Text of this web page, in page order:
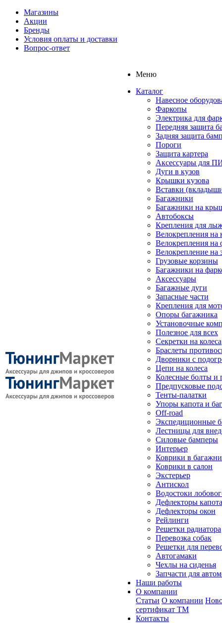
Магазины
Акции
Бренды
Условия оплаты и доставки
Вопрос-ответ
Меню
Каталог
Навесное
Фаркопы
Электрика для
Передняя защита
Задняя защита
Пороги
Защита картера
Аксессуары для
Дуги в кузов
Крышки кузова
Вставки
Багажники
Багажники на
Автобоксы
Крепления для
Велокрепления
Велокрепления на
Велокрепление на
Грузовые корзины
Багажники на
Аксессуары
Багажные дуги
Запасные части
Крепления для
Опоры багажника
Установочные
Полезное для всех
Секретки на колеса
Браслеты
Дворники с
Цепи на колеса
Колесные болты и
Предпусковые
Тенты-палатки
Упоры капота и
Off-road
Экспедиционные
Лестницы для
Силовые бамперы
Интерьер
Коврики в
Коврики в салон
Экстерьер
Антискол
Водостоки
Дефлекторы капота
Дефлекторы окон
Рейлинги
Решетки радиатора
Перевозка собак
Решетки для
Автогамаки
Чехлы на сиденья
Запчасти для
Наши работы
О компании
Статьи О компании
сертификат ТМ
Контакты